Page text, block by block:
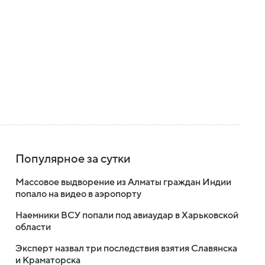
Популярное за сутки
Массовое выдворение из Алматы граждан Индии
попало на видео в аэропорту
Наемники ВСУ попали под авиаудар в Харьковской
области
Эксперт назвал три последствия взятия Славянска
и Краматорска